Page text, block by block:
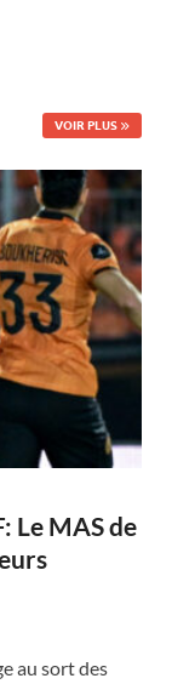
VOIR PLUS
Le MAS de
au sort des